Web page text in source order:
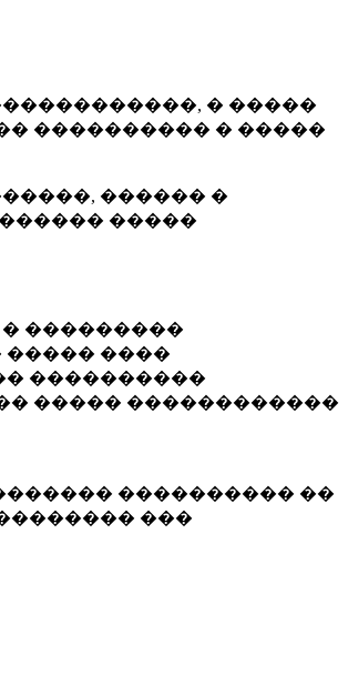
� �����
���������� � �����
������ �
�����
���������
����� ����
����������
����� ������������
���������� ��
���